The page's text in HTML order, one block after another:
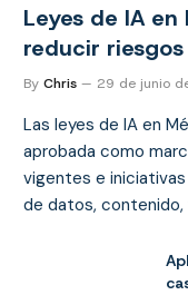
Leyes de IA
reducir riesgos
By Chris 29 de junio
Las leyes de IA en
aprobada como
vigentes e
de datos, contenido,